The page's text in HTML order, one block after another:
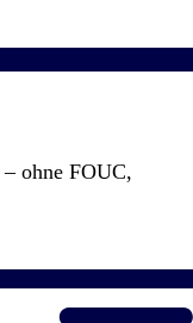
– ohne FOUC,